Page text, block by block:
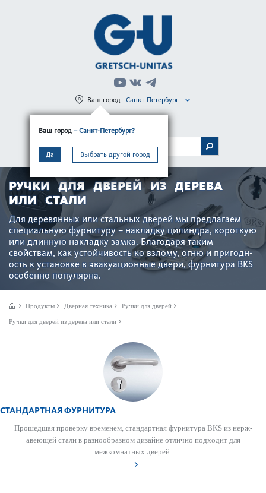
Ваш город – Санкт-Петербург?
Да Выбрать другой город
Ваш город Санкт-Петербург
МЕНЮ
РУЧКИ ДЛЯ ДВЕРЕЙ ИЗ ДЕРЕВА
ИЛИ СТАЛИ
Для дер­евянных или стальных дверей мы предлагаем
специальную фурнитуру – накладку цилиндра, кор­откую
или длинную накладку замка. Благодаря таким
свойствам, как устойчив­ость ко взлому, огню и пригодн­
ость к установке в эвакуацио­нные двери, фурнитура BKS
особенно популярна.
Продукты Дверная техника Ручки для дверей
Ручки для дверей из дерева или стали
СТАНДАРТНАЯ ФУРНИТУРА
Прошедшая проверку временем, стандартная фурнитура BKS из нерж­
а­в­еющей стали в разнообразном дизайне отлично подходит для
межкомн­атных дверей.